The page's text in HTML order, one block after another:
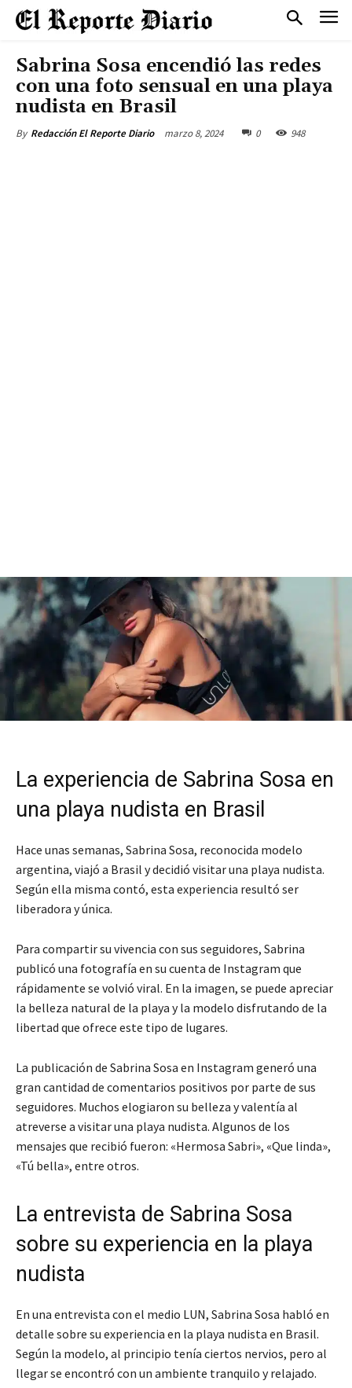
Sabrina Sosa encendió las redes
con una foto sensual en una playa
nudista en Brasil
By Redacción El Reporte Diario marzo 8, 2024 0 948
La experiencia de Sabrina Sosa en
una playa nudista en Brasil
Hace unas semanas, Sabrina Sosa, reconocida modelo
argentina, viajó a Brasil y decidió visitar una playa nudista.
Según ella misma contó, esta experiencia resultó ser
liberadora y única.
Para compartir su vivencia con sus seguidores, Sabrina
publicó una fotografía en su cuenta de Instagram que
rápidamente se volvió viral. En la imagen, se puede apreciar
la belleza natural de la playa y la modelo disfrutando de la
libertad que ofrece este tipo de lugares.
La publicación de Sabrina Sosa en Instagram generó una
gran cantidad de comentarios positivos por parte de sus
seguidores. Muchos elogiaron su belleza y valentía al
atreverse a visitar una playa nudista. Algunos de los
mensajes que recibió fueron: «Hermosa Sabri», «Que linda»,
«Tú bella», entre otros.
La entrevista de Sabrina Sosa
sobre su experiencia en la playa
nudista
En una entrevista con el medio LUN, Sabrina Sosa habló en
detalle sobre su experiencia en la playa nudista en Brasil.
Según la modelo, al principio tenía ciertos nervios, pero al
llegar se encontró con un ambiente tranquilo y relajado.